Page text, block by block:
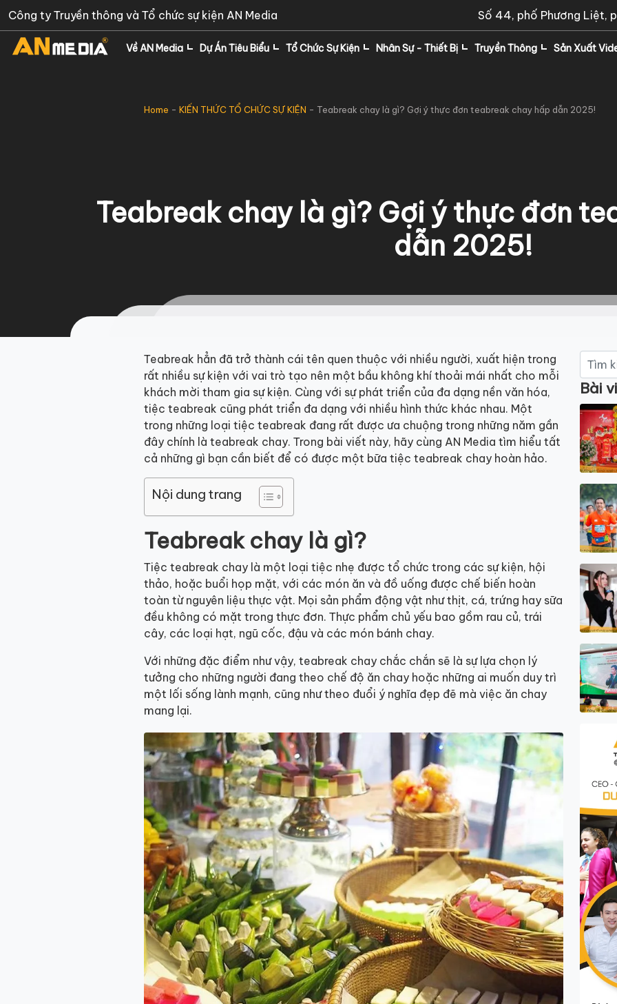
Skip
content
Công ty Truyền thông và Tổ chức sự kiện AN Media Số 44, phố Phương Liệt,
Về AN Media Dự Án Tiêu Biểu Tổ Chức Sự Kiện Nhân Sự - Thiết Bị Truyền Thông Sản Xuất
Home - KIẾN THỨC TỔ CHỨC SỰ KIỆN - Teabreak chay là gì? Gợi ý thực đơn teabreak chay hấp dẫn 2025!
Teabreak chay là gì? Gợi ý thực đơn
dẫn 2025!
Teabreak hẳn đã trở thành cái tên quen thuộc với nhiều người, xuất hiện trong
rất nhiều sự kiện với vai trò tạo nên một bầu không khí thoải mái nhất cho mỗi
khách mời tham gia sự kiện. Cùng với sự phát triển của đa dạng nền văn hóa,
tiệc teabreak cũng phát triển đa dạng với nhiều hình thức khác nhau. Một
trong những loại tiệc teabreak đang rất được ưa chuộng trong những năm gần
đây chính là teabreak chay. Trong bài viết này, hãy cùng AN Media tìm hiểu tất
cả những gì bạn cần biết để có được một bữa tiệc teabreak chay hoàn hảo.
Nội dung trang
Teabreak chay là gì?
Tiệc teabreak chay là một loại tiệc nhẹ được tổ chức trong các sự kiện, hội
thảo, hoặc buổi họp mặt, với các món ăn và đồ uống được chế biến hoàn
toàn từ nguyên liệu thực vật. Mọi sản phẩm động vật như thịt, cá, trứng hay sữa
đều không có mặt trong thực đơn. Thực phẩm chủ yếu bao gồm rau củ, trái
cây, các loại hạt, ngũ cốc, đậu và các món bánh chay.
Với những đặc điểm như vậy, teabreak chay chắc chắn sẽ là sự lựa chọn lý
tưởng cho những người đang theo chế độ ăn chay hoặc những ai muốn duy trì
một lối sống lành mạnh, cũng như theo đuổi ý nghĩa đẹp đẽ mà việc ăn chay
mang lại.
Tìm
kiếm:
Bài